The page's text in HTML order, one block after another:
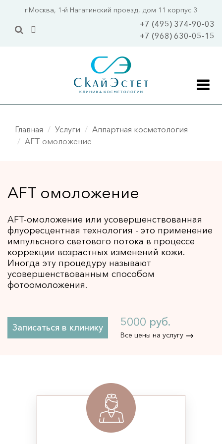
Перейти
основному
г.Москва, 1-й Нагатинский проезд, дом 11 корпус 3
+7 (495) 374-90-03
+7 (968) 630-05-15
Акции
Уходовая косметология
Детокс-программы GREEN PEEL НОВИНКА
Пилинги
Пилинг PRX-T33
ПОПУЛЯРНО
Ретиноевый пилинг
Ультразвуковая чистка лица
Аппартная косметология
ПОПУЛЯРНО
Главная Услуги
Аппартная косметология
AFT омоложение
AFT омоложение
AFT-омоложение или усовершенствованная
флуоресцентная технология - это применение
импульсного светового потока в процессе
коррекции возрастных изменений кожи.
Иногда эту процедуру называют
усовершенствованным способом
фотоомоложения.
Записаться в клинику 5000 руб.
Все цены на услугу